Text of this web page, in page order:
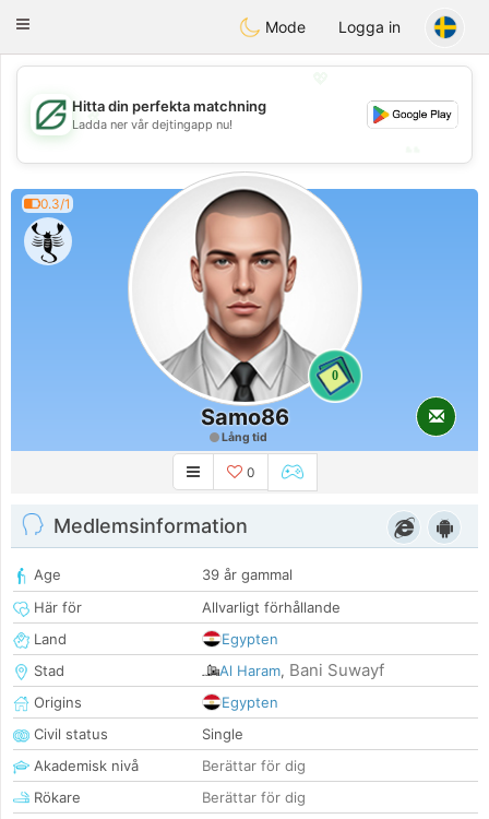
GulfDating
Toggle
Mode Logga in
💖
💕
Hitta din perfekta matchning
Ladda ner vår dejtingapp nu!
0.3/1
0
Samo86
Lång tid
0
Medlemsinformation
Age
39 år gammal
Här för
Allvarligt förhållande
Land
Egypten
Stad
Al Haram, Bani Suwayf
Origins
Egypten
Civil status
Single
Akademisk nivå
Berättar för dig
Rökare
Berättar för dig